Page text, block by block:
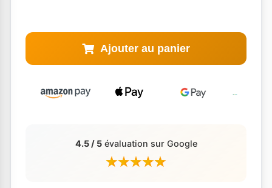
Ajouter au panier
4.5 / 5évaluation sur Google